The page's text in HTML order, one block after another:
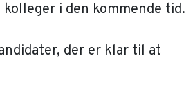
i den kommende tid.
der er klar til at